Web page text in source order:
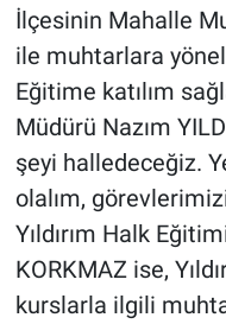
İlçesinin Mahalle
ile muhtarlara
Eğitime katılım
Müdürü Nazım
şeyi halledeceğiz.
olalım,
Yıldırım Halk
KORKMAZ ise,
kurslarla ilgili